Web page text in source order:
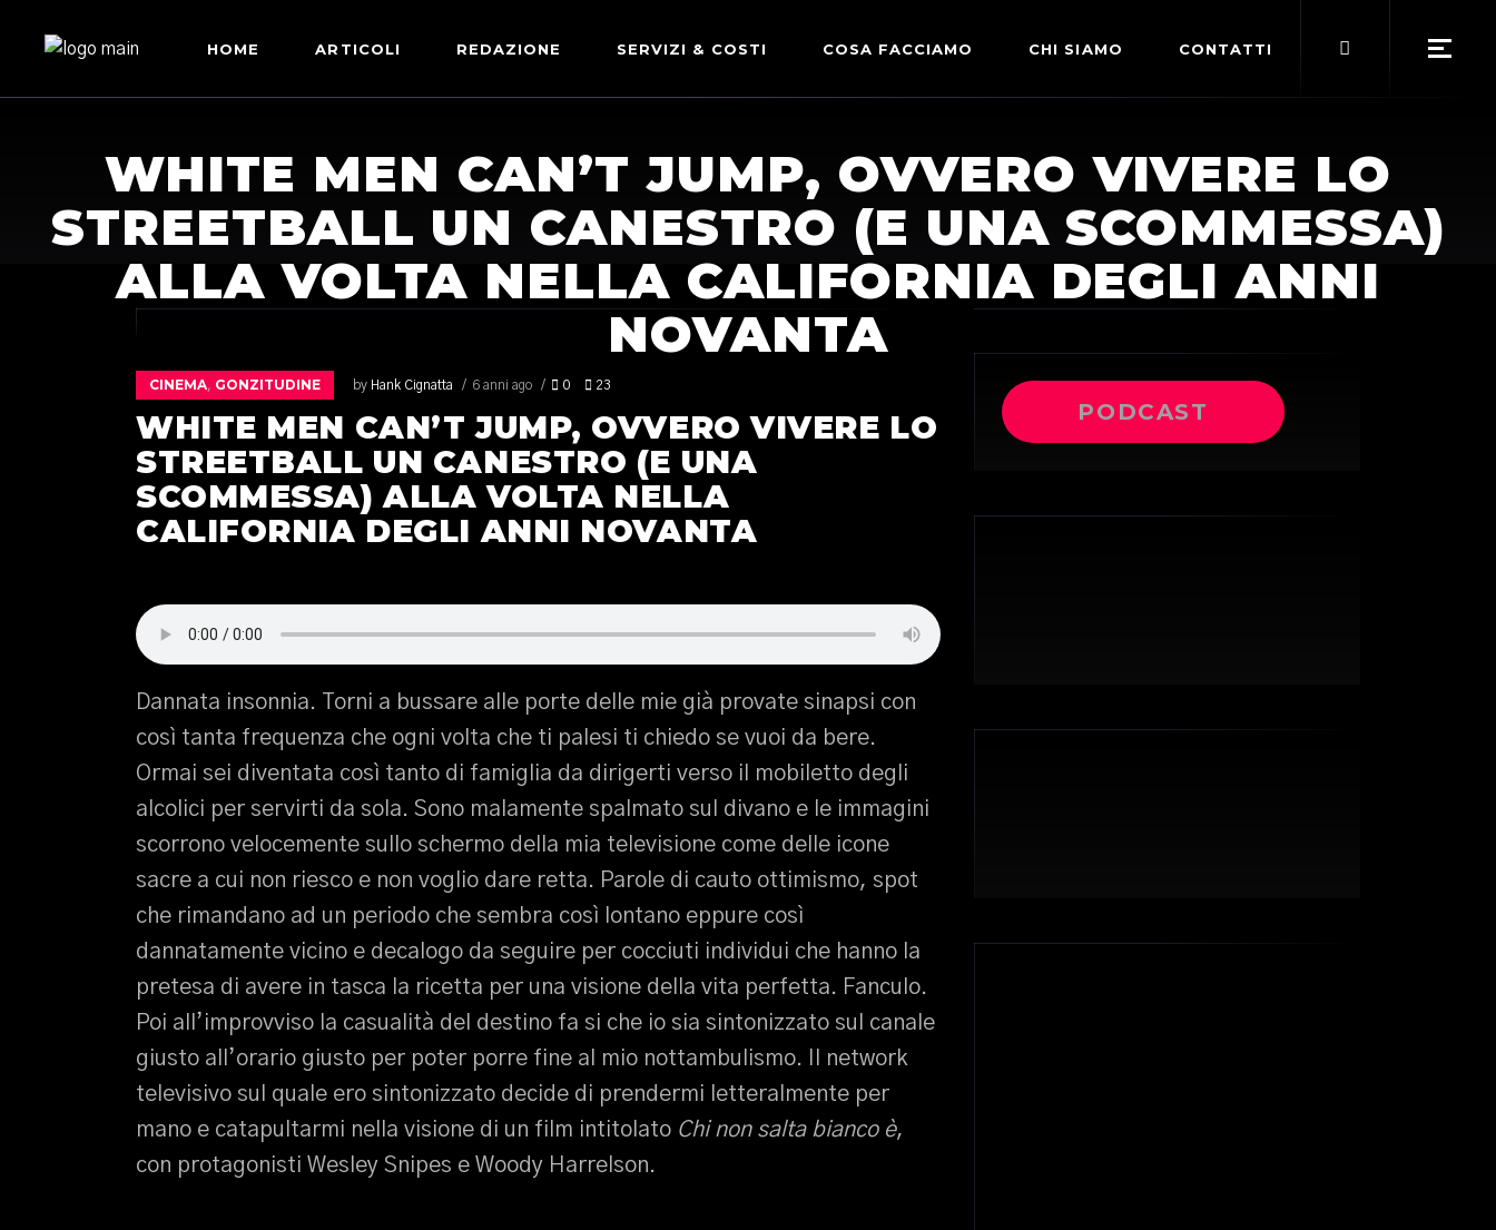
HOME ARTICOLI REDAZIONE SERVIZI & COSTI
LE NOSTRE PARTNERSHIP
COMUNICAZIONE EXPRESS
COSA FACCIAMO CHI SIAMO
TERMINI DI SERVIZIO
CONTATTI
WHITE MEN CAN’T JUMP, OVVERO VIVERE LO
STREETBALL UN CANESTRO (E UNA SCOMMESSA)
ALLA VOLTA NELLA CALIFORNIA DEGLI ANNI
NOVANTA
CINEMA, GONZITUDINE by Hank Cignatta 6 anni ago 0 23
WHITE MEN CAN’T JUMP, OVVERO VIVERE LO
STREETBALL UN CANESTRO (E UNA
SCOMMESSA) ALLA VOLTA NELLA
CALIFORNIA DEGLI ANNI NOVANTA
Dannata insonnia. Torni a bussare alle porte delle mie già provate sinapsi con
così tanta frequenza che ogni volta che ti palesi ti chiedo se vuoi da bere.
Ormai sei diventata così tanto di famiglia da dirigerti verso il mobiletto degli
alcolici per servirti da sola. Sono malamente spalmato sul divano e le immagini
scorrono velocemente sullo schermo della mia televisione come delle icone
sacre a cui non riesco e non voglio dare retta. Parole di cauto ottimismo, spot
che rimandano ad un periodo che sembra così lontano eppure così
dannatamente vicino e decalogo da seguire per cocciuti individui che hanno la
pretesa di avere in tasca la ricetta per una visione della vita perfetta. Fanculo.
Poi all’improvviso la casualità del destino fa si che io sia sintonizzato sul canale
giusto all’orario giusto per poter porre fine al mio nottambulismo. Il network
televisivo sul quale ero sintonizzato decide di prendermi letteralmente per
mano e catapultarmi nella visione di un film intitolato Chi non salta bianco è,
con protagonisti Wesley Snipes e Woody Harrelson.
PODCAST